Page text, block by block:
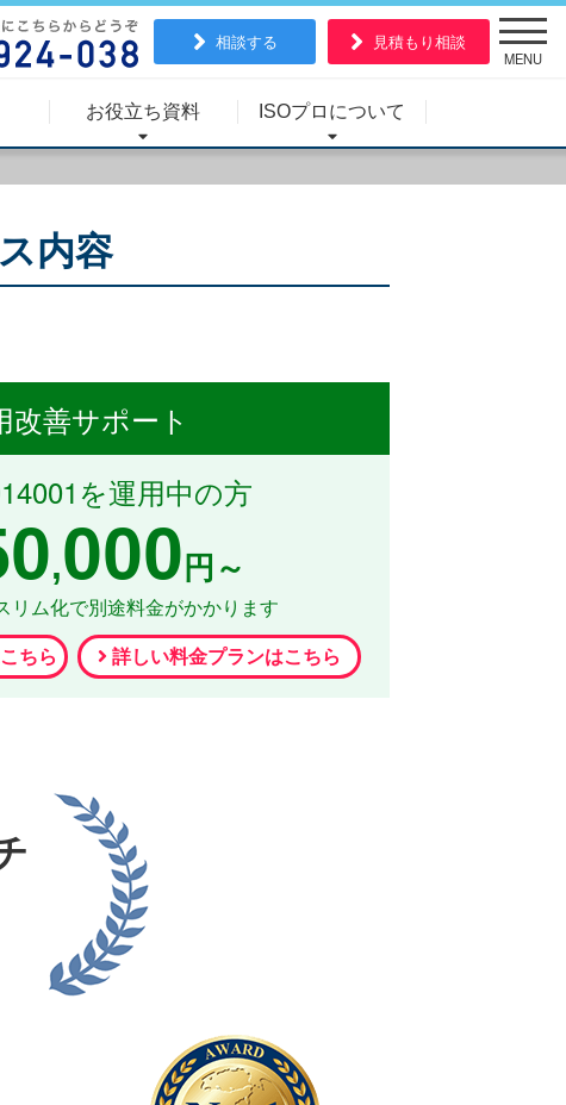
相談する 見積もり相談
MENU
お役立ち資料 ISOプロについて
内容
改善サポート
を運用中の方
,000 円～
リム化で別途料金がかかります
ちら
詳しい料金プランはこちら